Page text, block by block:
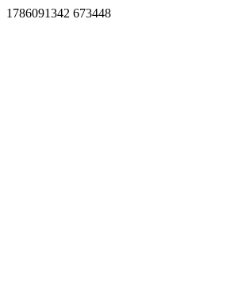
1786091342 673448